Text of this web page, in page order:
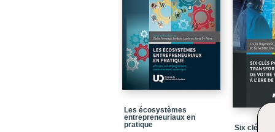
Les écosystèmes
entrepreneuriaux en
pratique
Six clés